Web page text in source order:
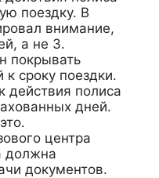
поездку. В
внимание,
а не 3.
покрывать
сроку поездки.
действия полиса
дней.
центра
должна
документов.